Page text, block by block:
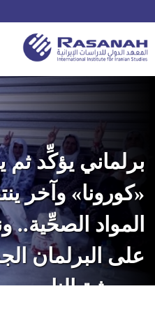
برلماني يؤكِّد ثم
«كورونا» وآخر
المواد
على البرلمان
بمعيشة الناس